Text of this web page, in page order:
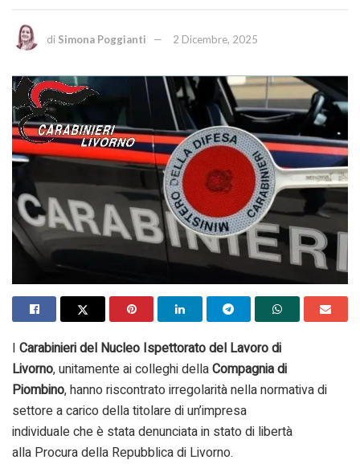
di Simona Poggianti 2 Dicembre, 2025
I Carabinieri del Nucleo Ispettorato del Lavoro di
Livorno, unitamente ai colleghi dellaCompagnia di
Piombino, hanno riscontrato irregolarità nella normativa di
settore a carico della titolare di un’impresa
individuale che è stata denunciata in stato di libertà
alla Procura della Repubblica di Livorno.